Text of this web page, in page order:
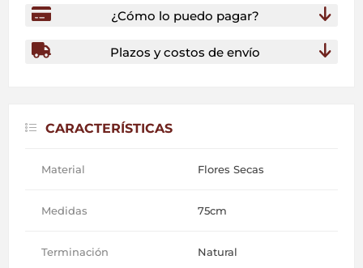
¿Cómo lo puedo pagar?
Plazos y costos de envío
CARACTERÍSTICAS
Material Flores Secas
Medidas 75cm
Terminación Natural